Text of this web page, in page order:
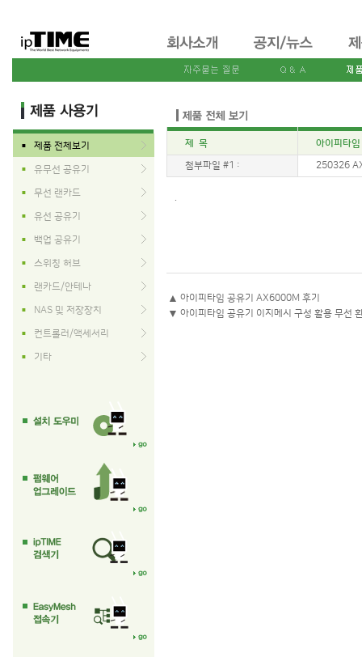
■ 제품 전체보기
■ 유무선 공유기
■ 무선 랜카드
■ 유선 공유기
■ 백업 공유기
■ 스위칭 허브
■ 랜카드/안테나
■ NAS 및 저장장치
■ 컨트롤러/액세서리
■ 기타
제 목 아이피타
첨부파일 #1 : 250326
.
▲ 아이피타임 공유기 AX6000M 후기
▼ 아이피타임 공유기 이지메시 구성 활용 무선